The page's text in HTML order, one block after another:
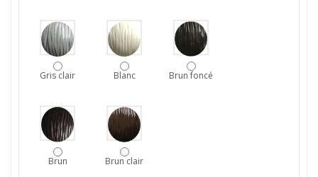
Gris clair Blanc Brun foncé
Brun Brun clair